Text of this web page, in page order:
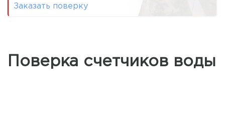
Заказать поверку
Поверка счетчиков воды